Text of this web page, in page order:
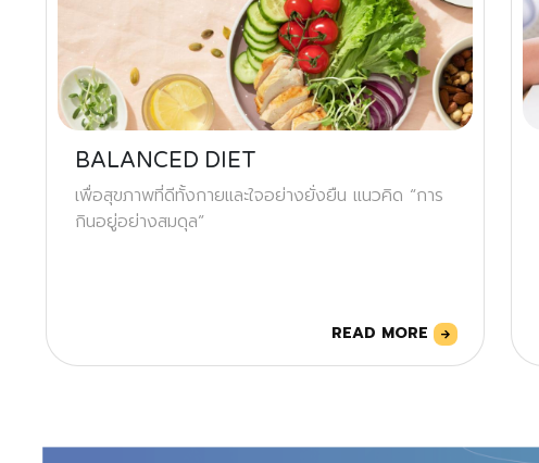
BALANCED DIET
เพื่อสุขภาพที่ดีทั้งกายและใจอย่างยั่งยืน แนวคิด “การ
กินอยู่อย่างสมดุล”
READ MORE